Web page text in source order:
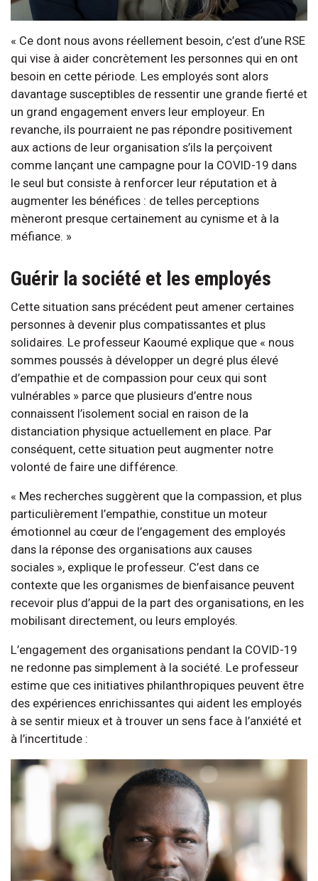
« Ce dont nous avons réellement besoin, c’est d’une RSE
qui vise à aider concrètement les personnes qui en ont
besoin en cette période. Les employés sont alors
davantage susceptibles de ressentir une grande fierté et
un grand engagement envers leur employeur. En
revanche, ils pourraient ne pas répondre positivement
aux actions de leur organisation s’ils la perçoivent
comme lançant une campagne pour la COVID-19 dans
le seul but consiste à renforcer leur réputation et à
augmenter les bénéfices : de telles perceptions
mèneront presque certainement au cynisme et à la
méfiance. »
Guérir la société et les employés
Cette situation sans précédent peut amener certaines
personnes à devenir plus compatissantes et plus
solidaires. Le professeur Kaoumé explique que « nous
sommes poussés à développer un degré plus élevé
d’empathie et de compassion pour ceux qui sont
vulnérables » parce que plusieurs d’entre nous
connaissent l’isolement social en raison de la
distanciation physique actuellement en place. Par
conséquent, cette situation peut augmenter notre
volonté de faire une différence.
« Mes recherches suggèrent que la compassion, et plus
particulièrement l’empathie, constitue un moteur
émotionnel au cœur de l’engagement des employés
dans la réponse des organisations aux causes
sociales », explique le professeur. C’est dans ce
contexte que les organismes de bienfaisance peuvent
recevoir plus d’appui de la part des organisations, en les
mobilisant directement, ou leurs employés.
L’engagement des organisations pendant la COVID-19
ne redonne pas simplement à la société. Le professeur
estime que ces initiatives philanthropiques peuvent être
des expériences enrichissantes qui aident les employés
à se sentir mieux et à trouver un sens face à l’anxiété et
à l’incertitude :